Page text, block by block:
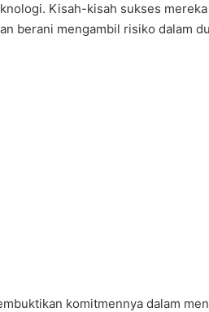
Kisah-kisah sukses
berani mengambil risiko dalam
komitmennya dalam